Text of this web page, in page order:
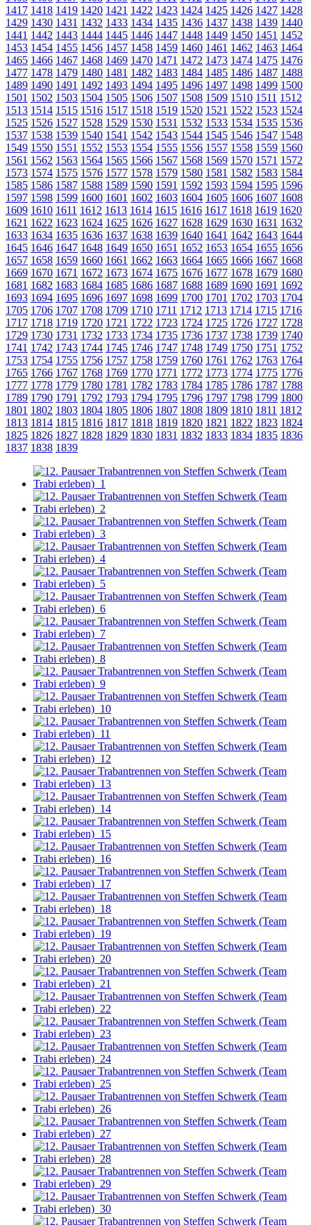
1417 1418 1419 1420 1421 1422 1423 1424 1425 1426 1427 1428
1429 1430 1431 1432 1433 1434 1435 1436 1437 1438 1439 1440
1441 1442 1443 1444 1445 1446 1447 1448 1449 1450 1451 1452
1453 1454 1455 1456 1457 1458 1459 1460 1461 1462 1463 1464
1465 1466 1467 1468 1469 1470 1471 1472 1473 1474 1475 1476
1477 1478 1479 1480 1481 1482 1483 1484 1485 1486 1487 1488
1489 1490 1491 1492 1493 1494 1495 1496 1497 1498 1499 1500
1501 1502 1503 1504 1505 1506 1507 1508 1509 1510 1511 1512
1513 1514 1515 1516 1517 1518 1519 1520 1521 1522 1523 1524
1525 1526 1527 1528 1529 1530 1531 1532 1533 1534 1535 1536
1537 1538 1539 1540 1541 1542 1543 1544 1545 1546 1547 1548
1549 1550 1551 1552 1553 1554 1555 1556 1557 1558 1559 1560
1561 1562 1563 1564 1565 1566 1567 1568 1569 1570 1571 1572
1573 1574 1575 1576 1577 1578 1579 1580 1581 1582 1583 1584
1585 1586 1587 1588 1589 1590 1591 1592 1593 1594 1595 1596
1597 1598 1599 1600 1601 1602 1603 1604 1605 1606 1607 1608
1609 1610 1611 1612 1613 1614 1615 1616 1617 1618 1619 1620
1621 1622 1623 1624 1625 1626 1627 1628 1629 1630 1631 1632
1633 1634 1635 1636 1637 1638 1639 1640 1641 1642 1643 1644
1645 1646 1647 1648 1649 1650 1651 1652 1653 1654 1655 1656
1657 1658 1659 1660 1661 1662 1663 1664 1665 1666 1667 1668
1669 1670 1671 1672 1673 1674 1675 1676 1677 1678 1679 1680
1681 1682 1683 1684 1685 1686 1687 1688 1689 1690 1691 1692
1693 1694 1695 1696 1697 1698 1699 1700 1701 1702 1703 1704
1705 1706 1707 1708 1709 1710 1711 1712 1713 1714 1715 1716
1717 1718 1719 1720 1721 1722 1723 1724 1725 1726 1727 1728
1729 1730 1731 1732 1733 1734 1735 1736 1737 1738 1739 1740
1741 1742 1743 1744 1745 1746 1747 1748 1749 1750 1751 1752
1753 1754 1755 1756 1757 1758 1759 1760 1761 1762 1763 1764
1765 1766 1767 1768 1769 1770 1771 1772 1773 1774 1775 1776
1777 1778 1779 1780 1781 1782 1783 1784 1785 1786 1787 1788
1789 1790 1791 1792 1793 1794 1795 1796 1797 1798 1799 1800
1801 1802 1803 1804 1805 1806 1807 1808 1809 1810 1811 1812
1813 1814 1815 1816 1817 1818 1819 1820 1821 1822 1823 1824
1825 1826 1827 1828 1829 1830 1831 1832 1833 1834 1835 1836
1837 1838 1839